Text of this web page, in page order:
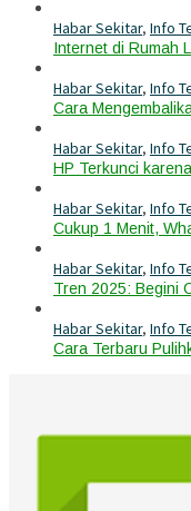
Habar Sekitar, Info
Internet di Rumah
Habar Sekitar, Info
Cara
Habar Sekitar, Info
HP Terkunci
Habar Sekitar, Info
Cukup 1 Menit,
Habar Sekitar, Info
Tren 2025: Begini
Habar Sekitar, Info
Cara Terbaru